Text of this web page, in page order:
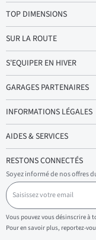
TOP DIMENSIONS
SUR LA ROUTE
S'EQUIPER EN HIVER
GARAGES PARTENAIRES
INFORMATIONS LÉGALES
AIDES & SERVICES
RESTONS CONNECTÉS
Soyez informé de nos offres
S
a
i
s
i
s
Vous pouvez vous désinscrire à
Pour en savoir plus, reportez-